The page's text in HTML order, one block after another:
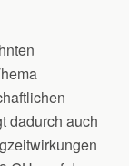
dadurch auch